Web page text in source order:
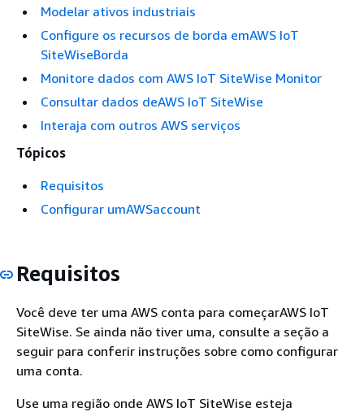
Modelar ativos industriais
Configure os recursos de borda emAWS IoT
SiteWiseBorda
Monitore dados com AWS IoT SiteWise Monitor
Consultar dados deAWS IoT SiteWise
Interaja com outros AWS serviços
Tópicos
Requisitos
Configurar umAWSaccount
Requisitos
Você deve ter uma AWS conta para começarAWS IoT
SiteWise. Se ainda não tiver uma, consulte a seção a
seguir para conferir instruções sobre como configurar
uma conta.
Use uma região onde AWS IoT SiteWise esteja